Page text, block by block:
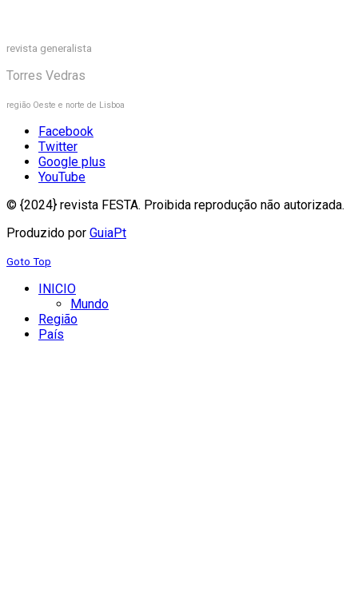
revista generalista
Torres Vedras
região Oeste e norte de Lisboa
Facebook
Twitter
Google plus
YouTube
© {2024} revista FESTA. Proibida reprodução não autorizada.
Produzido por GuiaPt
Goto Top
INICIO
Mundo
Região
País